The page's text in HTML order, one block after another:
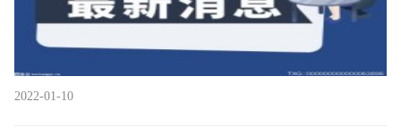
2022-01-10